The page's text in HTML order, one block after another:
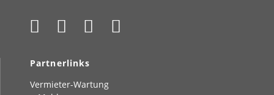
Partnerlinks
Vermieter-Wartung